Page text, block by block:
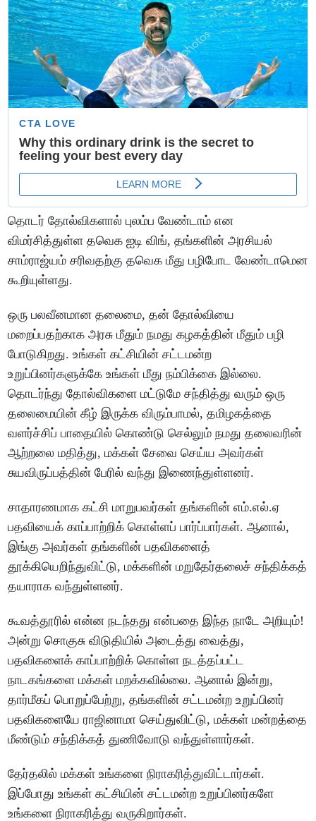
தொடர் தோல்விகளால் புலம்ப வேண்டாம் என
விமர்சித்துள்ள தவெக ஐடி விங், தங்களின் அரசியல்
சாம்ராஜ்யம் சரிவதற்கு தவெக மீது பழிபோட வேண்டாமென
கூறியுள்ளது.
ஒரு பலவீனமான தலைமை, தன் தோல்வியை
மறைப்பதற்காக அரசு மீதும் நமது கழகத்தின் மீதும் பழி
போடுகிறது. உங்கள் கட்சியின் சட்டமன்ற
உறுப்பினர்களுக்கே உங்கள் மீது நம்பிக்கை இல்லை.
தொடர்ந்து தோல்விகளை மட்டுமே சந்தித்து வரும் ஒரு
தலைமையின் கீழ் இருக்க விரும்பாமல், தமிழகத்தை
வளர்ச்சிப் பாதையில் கொண்டு செல்லும் நமது தலைவரின்
ஆற்றலை மதித்து, மக்கள் சேவை செய்ய அவர்கள்
சுயவிருப்பத்தின் பேரில் வந்து இணைந்துள்ளனர்.
சாதாரணமாக கட்சி மாறுபவர்கள் தங்களின் எம்.எல்.ஏ
பதவியைக் காப்பாற்றிக் கொள்ளப் பார்ப்பார்கள். ஆனால்,
இங்கு அவர்கள் தங்களின் பதவிகளைத்
தூக்கியெறிந்துவிட்டு, மக்களின் மறுதேர்தலைச் சந்திக்கத்
தயாராக வந்துள்ளனர்.
கூவத்தூரில் என்ன நடந்தது என்பதை இந்த நாடே அறியும்!
அன்று சொகுசு விடுதியில் அடைத்து வைத்து,
பதவிகளைக் காப்பாற்றிக் கொள்ள நடத்தப்பட்ட
நாடகங்களை மக்கள் மறக்கவில்லை. ஆனால் இன்று,
தார்மீகப் பொறுப்பேற்று, தங்களின் சட்டமன்ற உறுப்பினர்
பதவிகளையே ராஜினாமா செய்துவிட்டு, மக்கள் மன்றத்தை
மீண்டும் சந்திக்கத் துணிவோடு வந்துள்ளார்கள்.
தேர்தலில் மக்கள் உங்களை நிராகரித்துவிட்டார்கள்.
இப்போது உங்கள் கட்சியின் சட்டமன்ற உறுப்பினர்களே
உங்களை நிராகரித்து வருகிறார்கள்.